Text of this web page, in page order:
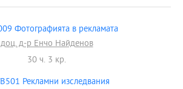
Фотографията в рекламата
доц. д-р Енчо Найденов
30 ч. 3 кр.
Рекламни изследвания